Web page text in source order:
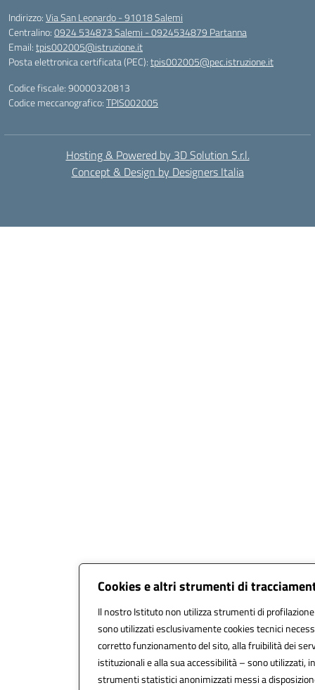
Cookies e altri strumenti di
Il nostro Istituto non utilizza strumenti di
sono utilizzati esclusivamente cookies tecnici
corretto funzionamento del sito, alla fruibilità dei
istituzionali e alla sua accessibilità – sono utilizzati,
strumenti statistici anonimizzati messi a
Indirizzo:Via San Leonardo - 91018 Salemi
Centralino:0924 534873 Salemi - 0924534879 Partanna
Email:tpis002005@istruzione.it
Posta elettronica certificata (PEC):tpis002005@pec.istruzione.it
Codice fiscale: 90000320813
Codice meccanografico:TPIS002005
Hosting & Powered by 3D Solution S.r.l.
Concept & Design by Designers Italia